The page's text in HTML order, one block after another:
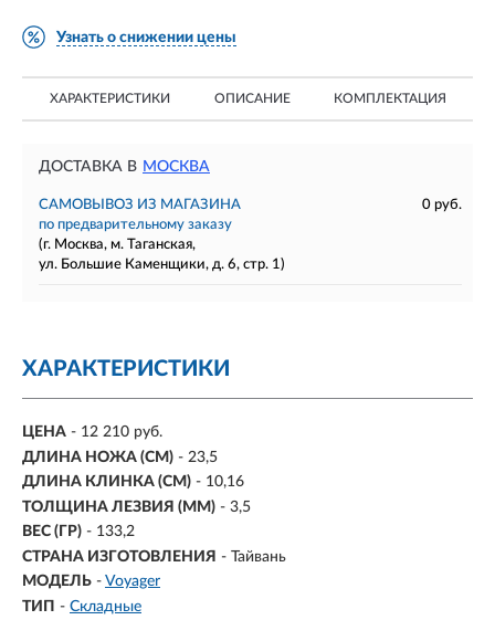
Узнать о снижении цены
ХАРАКТЕРИСТИКИ ОПИСАНИЕ КОМПЛЕКТАЦИЯ
ДОСТАВКА В МОСКВА
САМОВЫВОЗ ИЗ МАГАЗИНА
0 руб.
по предварительному заказу
(г. Москва, м. Таганская,
ул. Большие Каменщики, д. 6, стр. 1)
ХАРАКТЕРИСТИКИ
ЦЕНА - 12 210 руб.
ДЛИНА НОЖА (СМ) - 23,5
ДЛИНА КЛИНКА (СМ) - 10,16
ТОЛЩИНА ЛЕЗВИЯ (ММ) - 3,5
ВЕС (ГР) - 133,2
СТРАНА ИЗГОТОВЛЕНИЯ - Тайвань
МОДЕЛЬ - Voyager
ТИП - Складные